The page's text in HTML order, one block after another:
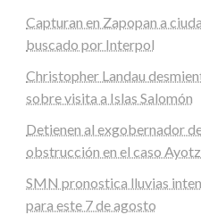
Capturan en Zapopan a
buscado por Interpol
Christopher Landau
sobre visita a Islas Salomón
Detienen al exgobernador
obstrucción en el caso
SMN pronostica lluvias
para este 7 de agosto